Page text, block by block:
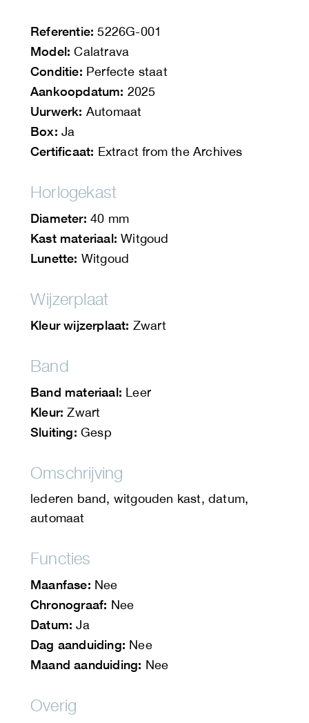
Referentie: 5226G-001
Model: Calatrava
Conditie: Perfecte staat
Aankoopdatum: 2025
Uurwerk: Automaat
Box: Ja
Certificaat: Extract from the Archives
Horlogekast
Diameter: 40 mm
Kast materiaal: Witgoud
Lunette: Witgoud
Wijzerplaat
Kleur wijzerplaat: Zwart
Band
Band materiaal: Leer
Kleur: Zwart
Sluiting: Gesp
Omschrijving
lederen band, witgouden kast, datum,
automaat
Functies
Maanfase: Nee
Chronograaf: Nee
Datum: Ja
Dag aanduiding: Nee
Maand aanduiding: Nee
Overig